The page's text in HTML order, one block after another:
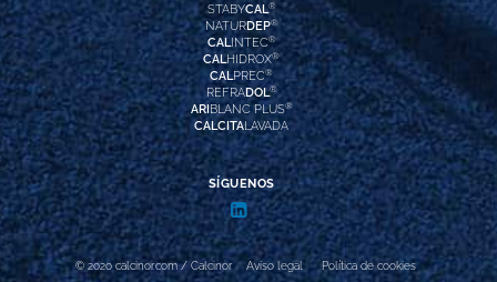
STABYCAL®
NATURDEP®
CALINTEC®
CALHIDROX®
CALPREC®
REFRADOL®
ARI BLANC PLUS®
CALCITALAVADA
SÍGUENOS
© 2020 calcinor.com / Calcinor Aviso legal Política de cookies